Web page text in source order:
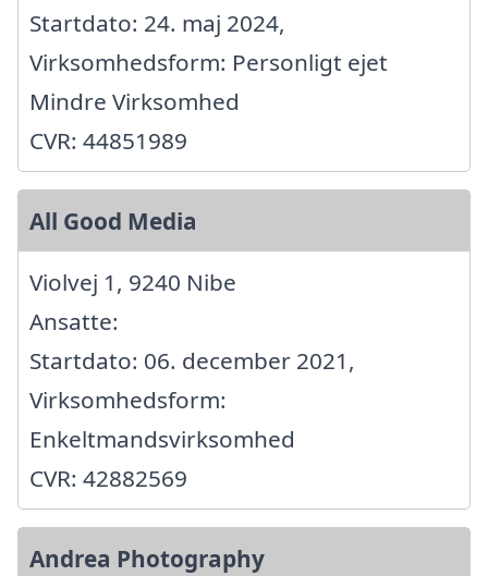
Startdato: 24. maj 2024,
Virksomhedsform: Personligt ejet
Mindre Virksomhed
CVR: 44851989
All Good Media
Violvej 1, 9240 Nibe
Ansatte:
Startdato: 06. december 2021,
Virksomhedsform:
Enkeltmandsvirksomhed
CVR: 42882569
Andrea Photography